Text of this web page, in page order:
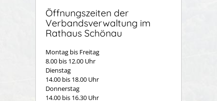
Öffnungszeiten der
Verbandsverwaltung im
Rathaus Schönau
Montag bis Freitag
8.00 bis 12.00 Uhr
Dienstag
14.00 bis 18.00 Uhr
Donnerstag
14.00 bis 16.30 Uhr